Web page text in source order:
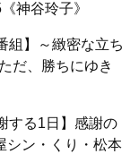
神谷玲子》
組】～緻密な立ち
だ、勝ちにゆき
する1日】感謝の
シン・くり・松本